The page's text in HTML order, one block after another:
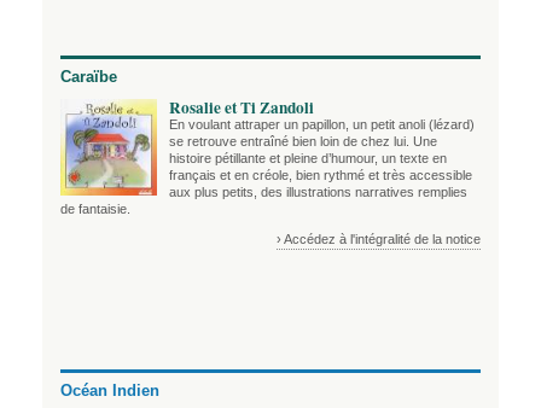
Caraïbe
Rosalie et Ti Zandoli
En voulant attraper un papillon, un petit anoli (lézard)
se retrouve entraîné bien loin de chez lui. Une
histoire pétillante et pleine d’humour, un texte en
français et en créole, bien rythmé et très accessible
aux plus petits, des illustrations narratives remplies
de fantaisie.
› Accédez à l'intégralité de la notice
Océan Indien